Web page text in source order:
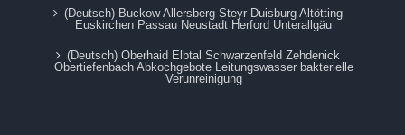
(Deutsch) Buckow Allersberg Steyr Duisburg Altötting
Euskirchen Passau Neustadt Herford Unterallgäu
(Deutsch) Oberhaid Elbtal Schwarzenfeld Zehdenick
Obertiefenbach Abkochgebote Leitungswasser bakterielle
Verunreinigung